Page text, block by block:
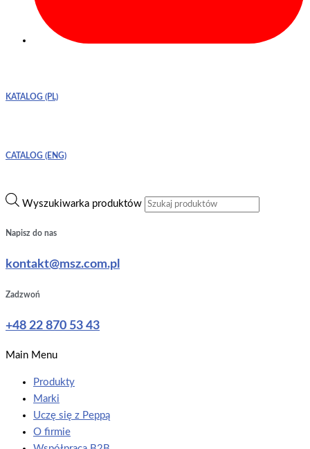
KATALOG (PL)
CATALOG (ENG)
Wyszukiwarka produktów
Napisz do nas
kontakt@msz.com.pl
Zadzwoń
+48 22 870 53 43
Main Menu
Produkty
Marki
Uczę się z Peppą
O firmie